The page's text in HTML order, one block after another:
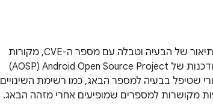
נקודות החולשה מקובצות לפי הרכיב שבו הן משפיעות. מוצגים תיאור של הבעיה וטבלה עם מספר ה-CVE, מקורות
וגרסאות מעודכנות של Android Open Source Project‏ (AOSP)
שטיפל בבעיה למספר הבאג, כמו רשימת השינויים